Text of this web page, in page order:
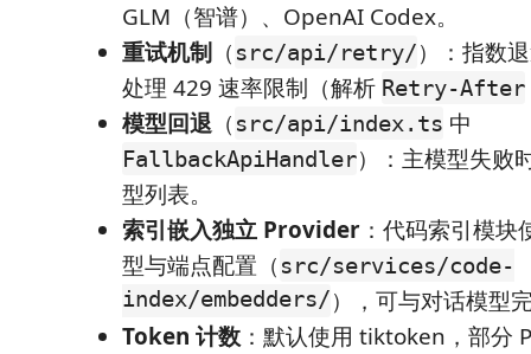
GLM（智谱）、OpenAI Codex。
重试机制 （ src/api/retry/）：指数
处理 429 速率限制（解析 Retry-After
模型回退 （ src/api/index.ts 中
FallbackApiHandler）：主模型失败
型列表。
索引嵌入独立 Provider ：代码索引模
型与端点配置（ src/services/code-
index/embedders/），可与对话模型
Token 计数 ：默认使用 tiktoken，部分